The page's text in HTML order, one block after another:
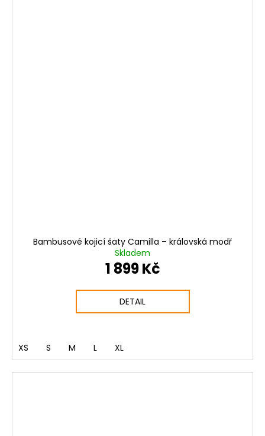
Bambusové kojicí šaty Camilla – královská modř
Skladem
1 899 Kč
DETAIL
XS S M L XL